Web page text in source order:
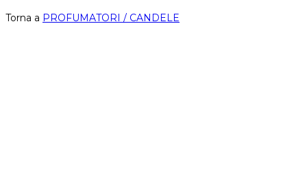
Torna a PROFUMATORI / CANDELE